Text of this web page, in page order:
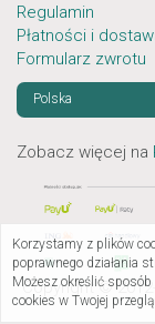
Regulamin
Płatności i
Formularz zwrotu
Polska
Zobacz więcej na
Copyright ©
Korzystamy z plików
poprawnego działania
Możesz określić
cookies w Twojej